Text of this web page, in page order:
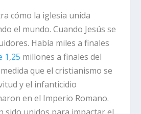
cómo la iglesia unida
el mundo. Cuando Jesús se
Había miles a finales
1,25 millones a finales del
que el cristianismo se
y el infanticidio
en el Imperio Romano.